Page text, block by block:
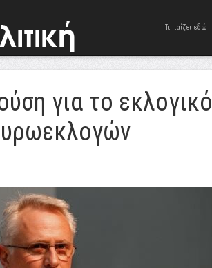
Τι παίζει εδώ
για το εκλογικό